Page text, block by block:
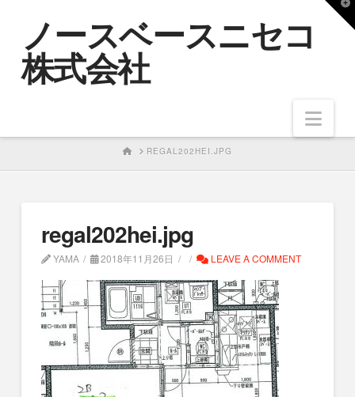
ノースベースニセコ
株式会社
HOMEREGAL202HEI.JPG
regal202hei.jpg
YAMA 2018年11月26日 LEAVE A COMMENT